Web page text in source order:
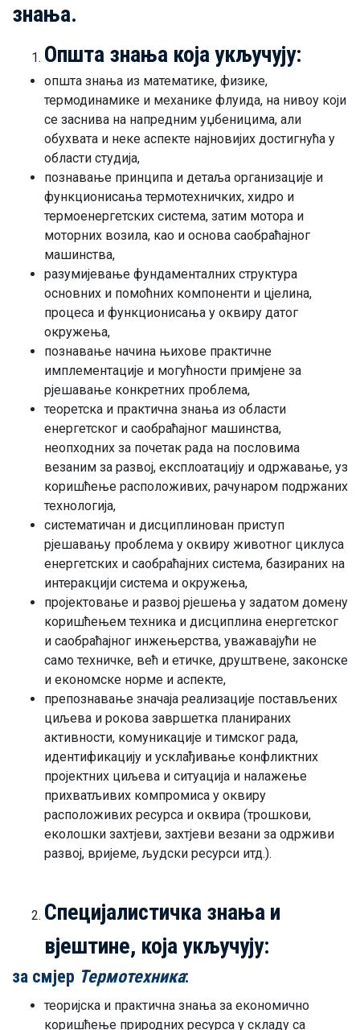
знања.
Општа знања која укључују:
општа знања из математике, физике,
термодинамике и механике флуида, на нивоу који
се заснива на напредним уџбеницима, али
обухвата и неке аспекте најновијих достигнућа у
области студија,
познавање принципа и детаља организације и
функционисања термотехничких, хидро и
термоенергетских система, затим мотора и
моторних возила, као и основа саобраћајног
машинства,
разумијевање фундаменталних структура
основних и помоћних компоненти и цјелина,
процеса и функционисања у оквиру датог
окружења,
познавање начина њихове практичне
имплементације и могућности примјене за
рјешавање конкретних проблема,
теоретска и практична знања из области
енергетског и саобраћајног машинства,
неопходних за почетак рада на пословима
везаним за развој, експлоатацију и одржавање, уз
коришћење расположивих, рачунаром подржаних
технологија,
систематичан и дисциплинован приступ
рјешавању проблема у оквиру животног циклуса
енергетских и саобраћајних система, базираних на
интеракцији система и окружења,
пројектовање и развој рјешења у задатом домену
коришћењем техника и дисциплина енергетског
и саобраћајног инжењерства, уважавајући не
само техничке, већ и етичке, друштвене, законске
и економске норме и аспекте,
препознавање значаја реализације постављених
циљева и рокова завршетка планираних
активности, комуникације и тимског рада,
идентификацију и усклађивање конфликтних
пројектних циљева и ситуација и налажење
прихватљивих компромиса у оквиру
расположивих ресурса и оквира (трошкови,
еколошки захтјеви, захтјеви везани за одрживи
развој, вријеме, људски ресурси итд.).
Специјалистичка знања и
вјештине, која укључују:
за смјер Термотехника:
теоријска и практична знања за економично
коришћење природних ресурса у складу са